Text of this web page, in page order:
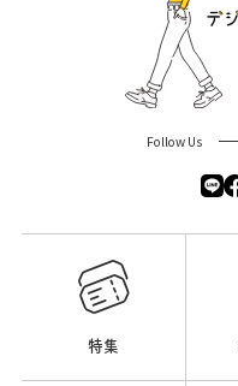
Follow Us
特集